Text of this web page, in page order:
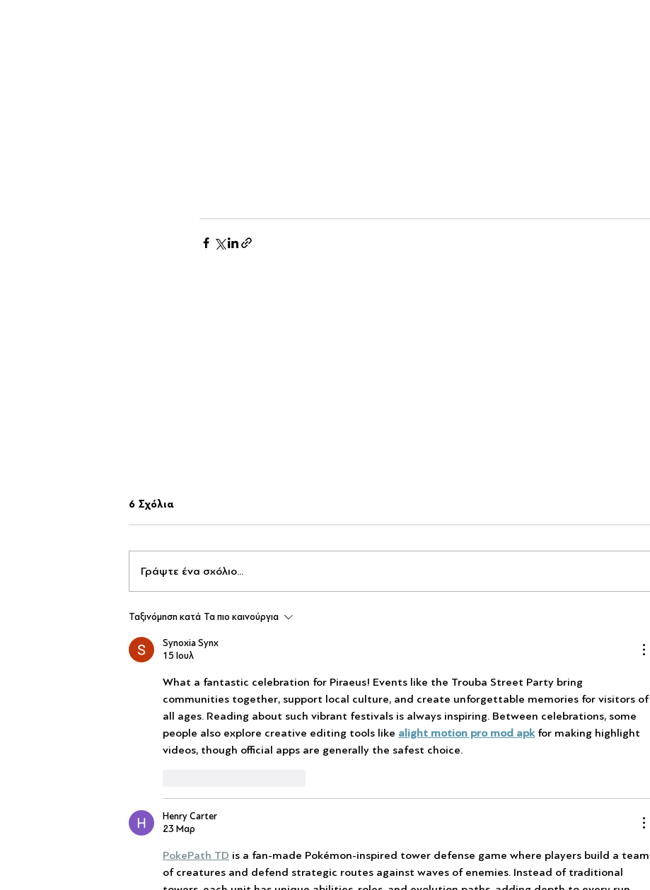
«Νησιώτικο Αεράκι» στην Ε’
6 Σχόλια
Γράψτε ένα σχόλιο...
Ταξινόμηση κατά Τα πιο καινούργια
Synoxia Synx
15 Ιουλ
What a fantastic celebration for Piraeus! Events like the Trouba Street Party bring
communities together, support local culture, and create unforgettable memories for visitors of
all ages. Reading about such vibrant festivals is always inspiring. Between celebrations, some
people also explore creative editing tools like alight motion pro mod apk for making highlight
videos, though official apps are generally the safest choice.
Henry Carter
23 Μαρ
PokePath TD is a fan-made Pokémon-inspired tower defense game where players build a team
of creatures and defend strategic routes against waves of enemies. Instead of traditional